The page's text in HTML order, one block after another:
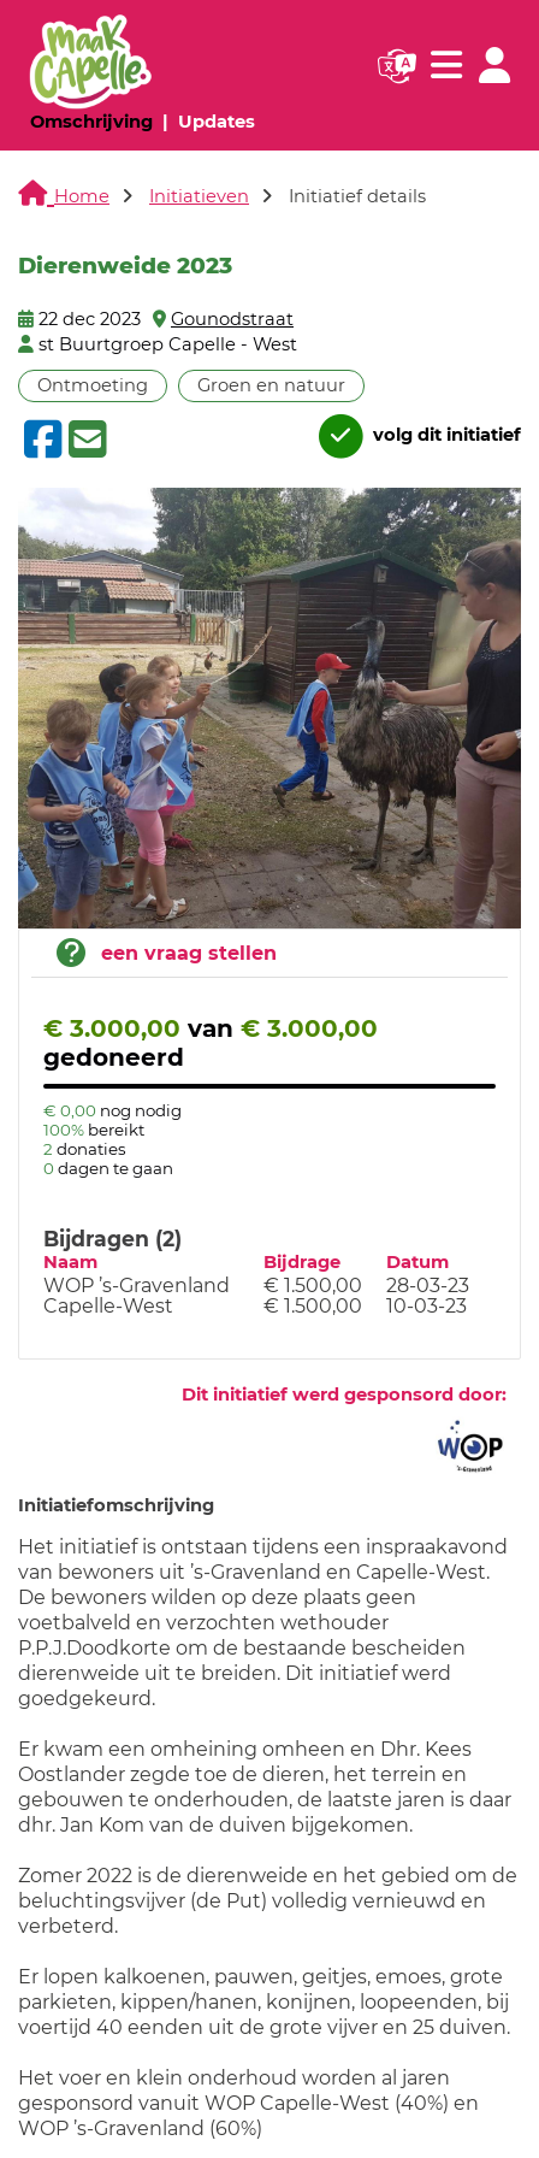
Omschrijving(huidige pagina)
Updates(huidige pagina)
Navigatie
Home Initiatieven Initiatief details
Dierenweide 2023
22 dec 2023
Gounodstraat
st Buurtgroep Capelle - West
Ontmoeting
Groen en natuur
volg dit initiatief
een vraag stellen
€ 3.000,00 van € 3.000,00
gedoneerd
€ 0,00 nog nodig
100% bereikt
2 donaties
0 dagen te gaan
Bijdragen (2)
Naam Bijdrage Datum
WOP ’s-Gravenland € 1.500,00
28-03-23
Capelle-West
€ 1.500,00 10-03-23
Dit initiatief werd gesponsord door:
Initiatiefomschrijving
Het initiatief is ontstaan tijdens een inspraakavond
van bewoners uit ’s-Gravenland en Capelle-West.
De bewoners wilden op deze plaats geen
voetbalveld en verzochten wethouder
P.P.J.Doodkorte om de bestaande bescheiden
dierenweide uit te breiden. Dit initiatief werd
goedgekeurd.
Er kwam een omheining omheen en Dhr. Kees
Oostlander zegde toe de dieren, het terrein en
gebouwen te onderhouden, de laatste jaren is daar
dhr. Jan Kom van de duiven bijgekomen.
Zomer 2022 is de dierenweide en het gebied om de
beluchtingsvijver (de Put) volledig vernieuwd en
verbeterd.
Er lopen kalkoenen, pauwen, geitjes, emoes, grote
parkieten, kippen/hanen, konijnen, loopeenden, bij
voertijd 40 eenden uit de grote vijver en 25 duiven.
Het voer en klein onderhoud worden al jaren
gesponsord vanuit WOP Capelle-West (40%) en
WOP ’s-Gravenland (60%)